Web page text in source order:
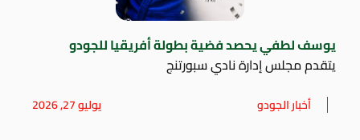
يوسف لطفي يحصد فضية بطولة أفريقيا للجودو
يتقدم مجلس إدارة نادي سبورتنج
أخبار الجودو يوليو 27, 2026